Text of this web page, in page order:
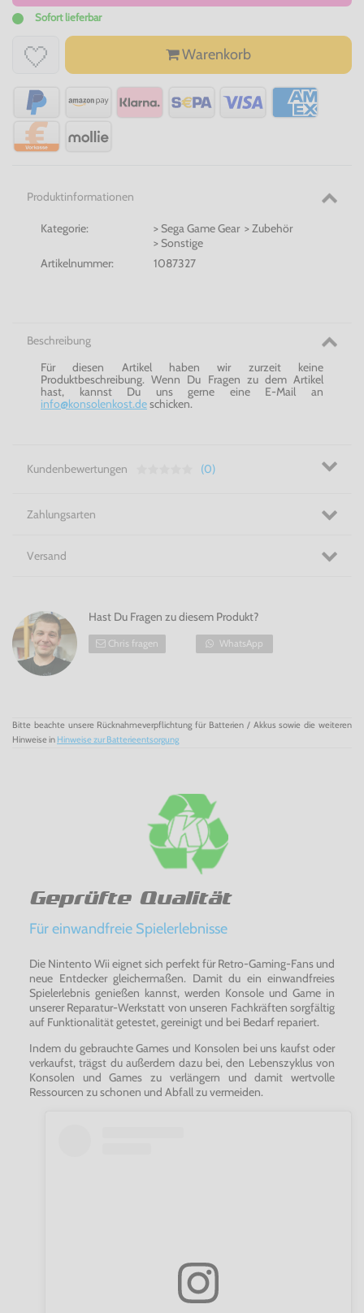
Sofort lieferbar
Warenkorb
Produktinformationen
Kategorie:
> Sega Game Gear > Zubehör
> Sonstige
Artikelnummer:
1087327
Beschreibung
Für diesen Artikel haben wir zurzeit keine
Produktbeschreibung. Wenn Du Fragen zu dem Artikel
hast, kannst Du uns gerne eine E-Mail an
info@konsolenkost.deschicken.
Kundenbewertungen (0)
Zahlungsarten
Versand
Hast Du Fragen zu diesem Produkt?
Chris fragen WhatsApp
Bitte beachte unsere Rücknahmeverpflichtung für Batterien / Akkus sowie die weiteren
Hinweise in Hinweise zur Batterieentsorgung
Geprüfte Qualität
Für einwandfreie Spielerlebnisse
Die Nintento Wii eignet sich perfekt für Retro-Gaming-Fans und
neue Entdecker gleichermaßen. Damit du ein einwandfreies
Spielerlebnis genießen kannst, werden Konsole und Game in
unserer Reparatur-Werkstatt von unseren Fachkräften sorgfältig
auf Funktionalität getestet, gereinigt und bei Bedarf repariert.
Indem du gebrauchte Games und Konsolen bei uns kaufst oder
verkaufst, trägst du außerdem dazu bei, den Lebenszyklus von
Konsolen und Games zu verlängern und damit wertvolle
Ressourcen zu schonen und Abfall zu vermeiden.